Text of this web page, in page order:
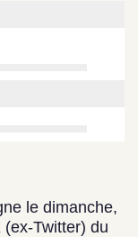
le dimanche,
Twitter) du